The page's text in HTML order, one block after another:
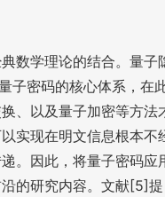
数学理论的结合。量子
子密码的核心体系，在
、以及量子加密等方法
实现在明文信息根本不
。因此，将量子密码应
的研究内容。文献[5]提